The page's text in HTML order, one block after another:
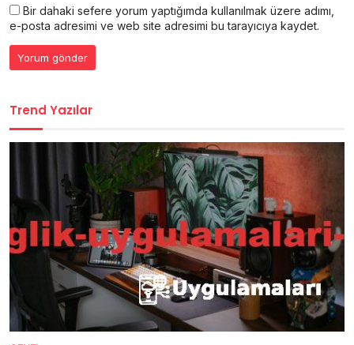
Bir dahaki sefere yorum yaptığımda kullanılmak üzere adımı,
e-posta adresimi ve web site adresimi bu tarayıcıya kaydet.
Trend Yazılar